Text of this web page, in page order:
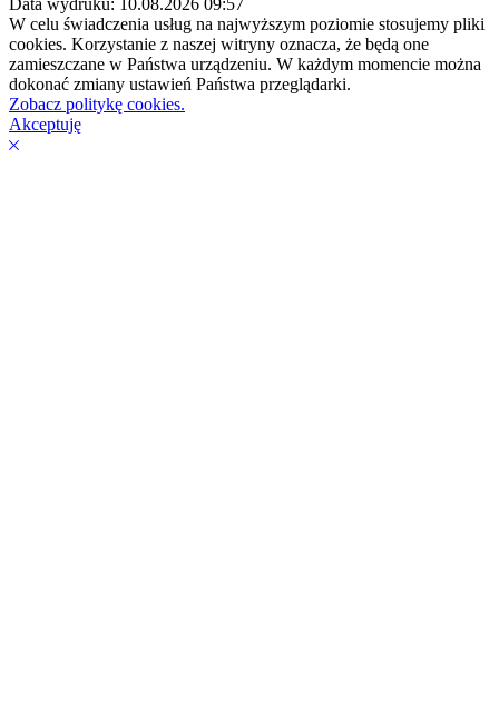
W celu świadczenia usług na najwyższym poziomie stosujemy pliki
cookies. Korzystanie z naszej witryny oznacza, że będą one
zamieszczane w Państwa urządzeniu. W każdym momencie można
dokonać zmiany ustawień Państwa przeglądarki.
Zobacz politykę cookies.
Akceptuję